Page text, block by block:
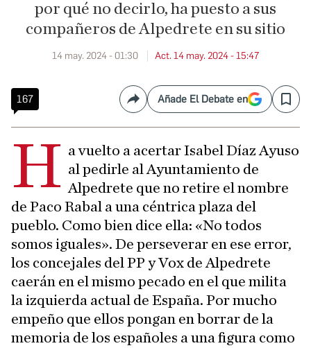
por qué no decirlo, ha puesto a sus
compañeros de Alpedrete en su sitio
14 may. 2024 - 01:30 Act. 14 may. 2024 - 15:47
167 CompartirAñade El Debate en Save
H a vuelto a acertar Isabel Díaz Ayuso
al pedirle al Ayuntamiento de
Alpedrete que no retire el nombre
de Paco Rabal a una céntrica plaza del
pueblo. Como bien dice ella: «No todos
somos iguales». De perseverar en ese error,
los concejales del PP y Vox de Alpedrete
caerán en el mismo pecado en el que milita
la izquierda actual de España. Por mucho
empeño que ellos pongan en borrar de la
memoria de los españoles a una figura como